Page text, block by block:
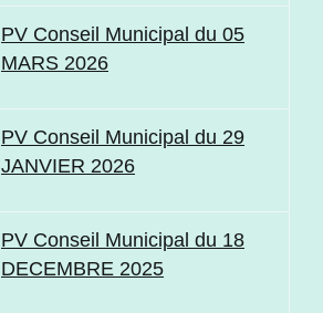
PV Conseil Municipal du 05
MARS 2026
PV Conseil Municipal du 29
JANVIER 2026
PV Conseil Municipal du 18
DECEMBRE 2025